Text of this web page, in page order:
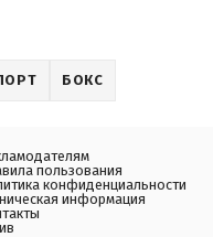
БОКС
пользования
конфиденциальности
информация